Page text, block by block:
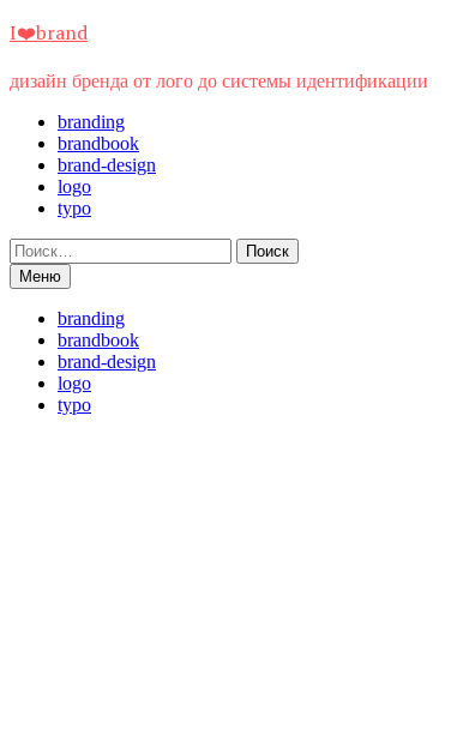
Перейти
содержимому
I❤️brand
дизайн бренда от лого до системы идентификации
branding
brandbook
brand-design
logo
typo
Найти:
Меню
branding
brandbook
brand-design
logo
typo